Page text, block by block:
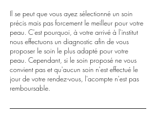
Il se peut que vous ayez sélectionné un soin
précis mais pas forcement le meilleur pour votre
peau. C'est pourquoi, à votre arrivé à l'institut
nous effectuons un diagnostic afin de vous
proposer le soin le plus adapté pour votre
peau. Cependant, si le soin proposé ne vous
convient pas et qu'aucun soin n'est effectué le
jour de votre rendez-vous, l'acompte n'est pas
remboursable.